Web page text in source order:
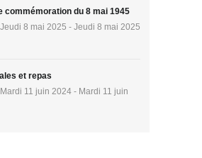
commémoration du 8 mai 1945
8 mai 2025 - Jeudi 8 mai 2025
et repas
11 juin 2024 - Mardi 11 juin